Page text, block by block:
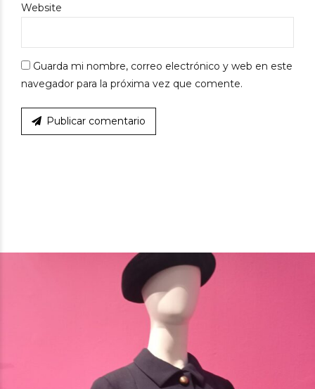
Website
Guarda mi nombre, correo electrónico y web en este
navegador para la próxima vez que comente.
Publicar comentario